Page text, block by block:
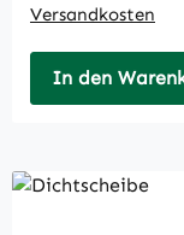
Versandkosten
In den